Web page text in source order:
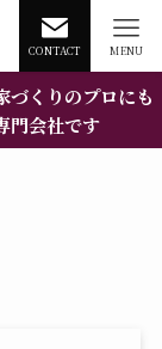
CONTACT MENU
づくりのプロにも
門会社です